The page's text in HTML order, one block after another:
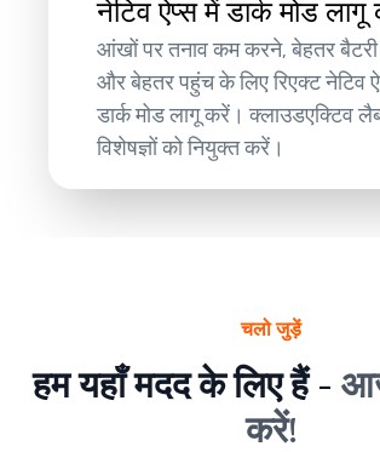
नेटिव ऐप्स में डार्क मोड लागू
आंखों पर तनाव कम करने, बेहतर
और बेहतर पहुंच के लिए रिएक्ट नेटिव
डार्क मोड लागू करें। क्लाउडएक्टिव
विशेषज्ञों को नियुक्त करें।
चलो जुड़ें
हम यहाँ मदद के लिए हैं -
करें!